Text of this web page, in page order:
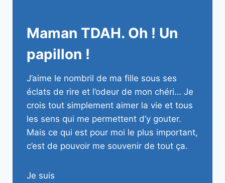
Maman TDAH. Oh ! Un
papillon !
J’aime le nombril de ma fille sous ses
éclats de rire et l’odeur de mon chéri… Je
crois tout simplement aimer la vie et tous
les sens qui me permettent d’y gouter.
Mais ce qui est pour moi le plus important,
c’est de pouvoir me souvenir de tout ça.
Je suis